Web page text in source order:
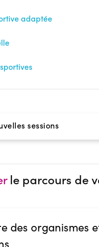
adaptée
sessions
le parcours de
des organismes